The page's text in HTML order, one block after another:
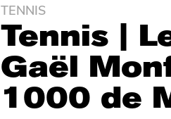
1
a
a
g
o
TENNIS
Tennis |
Gaël
1000 de